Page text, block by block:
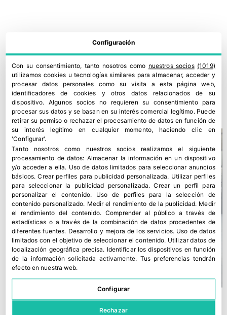
Grupo Sabater entra en el negocio citrícola con la compra de
La Paz Fresh
22 julio, 2026
Configuración
Con su consentimiento, tanto nosotros como nuestros socios (1019)
utilizamos cookies u tecnologías similares para almacenar, acceder y
procesar datos personales como su visita a esta página web,
identificadores de cookies y otros datos relacionados de su
dispositivo. Algunos socios no requieren su consentimiento para
procesar sus datos y se basan en su interés comercial legítimo. Puede
retirar su permiso o rechazar el procesamiento de datos en función de
su interés legítimo en cualquier momento, haciendo clic en
'Configurar'.
Tanto nosotros como nuestros socios realizamos el siguiente
procesamiento de datos: Almacenar la información en un dispositivo
y/o acceder a ella. Uso de datos limitados para seleccionar anuncios
básicos.Crear perfiles para publicidad personalizada. Utilizar perfiles
para seleccionar la publicidad personalizada.Crear un perfil para
personalizar el contenido. Uso de perfiles para la selección de
contenido personalizado. Medir el rendimiento de la publicidad. Medir
el rendimiento del contenido.Comprender al público a través de
estadísticas o a través de la combinación de datos procedentes de
diferentes fuentes. Desarrollo y mejora de los servicios. Uso de datos
limitados con el objetivo de seleccionar el contenido. Utilizar datos de
localización geográfica precisa. Identificar los dispositivos en función
de la información solicitada activamente. Tus preferencias tendrán
efecto en nuestra web.
Configurar
Rechazar